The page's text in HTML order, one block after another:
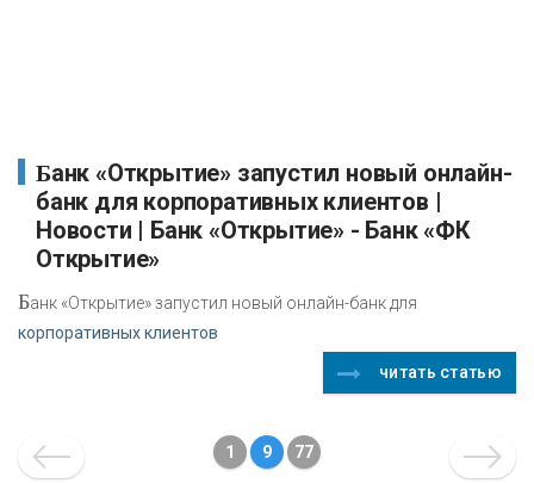
Банк «Открытие» запустил новый онлайн-
банк для корпоративных клиентов |
Новости | Банк «Открытие» - Банк «ФК
Открытие»
Банк «Открытие» запустил новый онлайн-банк для
корпоративных клиентов
читать статью
1 9 77